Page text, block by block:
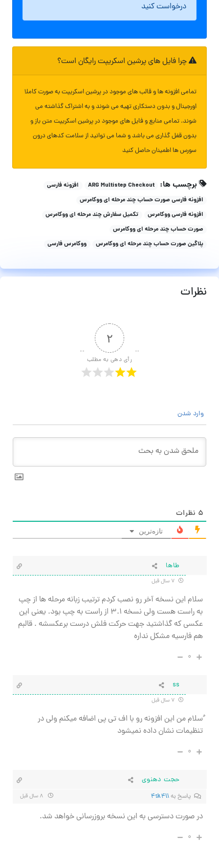
درخواست کنید
چرا فایل های پرشین اسکریپت رایگان است؟
تمامی افزونه ها و قالب های موجود در پرشین اسکریپت به صورت کاملا
اورجینال و بدون دستکاری تهیه می شوند و به اشتراک گذاشته می
شوند. تمامی منابع و فایل های موجود در پرشین اسکریپت متن باز و
بدون قفل گذاری می باشد و شما می توانید از سلامت کدهای درون
سورس ها اطمینان حاصل کنید
برچسب ها: ARG Multistep Checkout
افزونه فارسی
افزونه فارسی صورت حساب چند مرحله ای ووکامرس
افزونه فارسی ووکامرس
تکمیل سفارش چند مرحله ای ووکامرس
صورت حساب چند مرحله ای ووکامرس
پلاگین صورت حساب چند مرحله ای ووکامرس
ووکامرس فارسی
نظرات
۲
رأی دهی به مطلب
وارد شدن
۵ نظرات
تازه‌ترین
طاها
سلام این نسخه آخر رو نصب کردم ترتیب زبانه مرحله ها از چپ
به راست هست ولی نسخه ۳.۱ از راست به چپ بود. یعنی این
عکسی که گذاشتید جهت حرکت فلش درست برعکسشه . قالبم
هم فارسیه مشکل نداره
۰
ss
ُسلام من این افزونه رو با اف تی پی اضافه میکنم ولی در
تنظیمات نشان داده نمیشود
۰
حجت دهنوی
پاسخ به4sk4li
در صورت دسترسی به این نسخه بروزرسانی خواهد شد.
۰